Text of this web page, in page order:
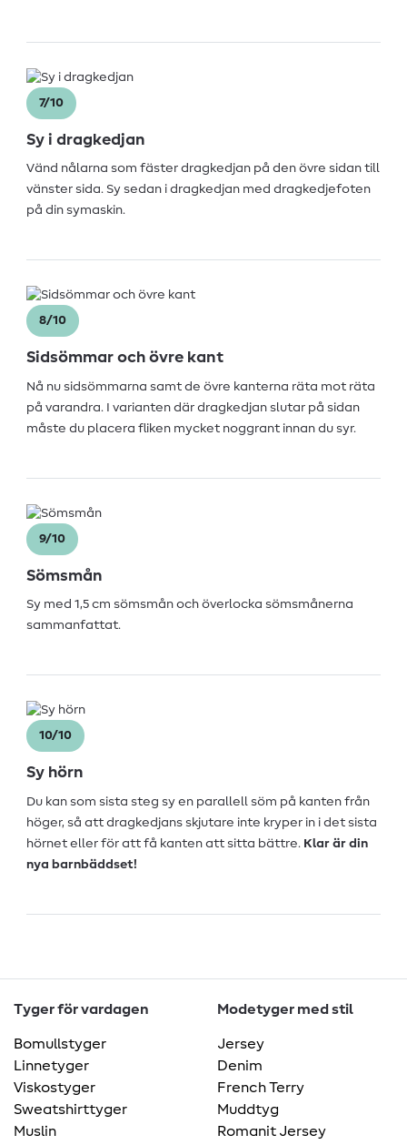
7/10
Sy i dragkedjan
Vänd nålarna som fäster dragkedjan på den övre sidan till
vänster sida. Sy sedan i dragkedjan med dragkedjefoten
på din symaskin.
8/10
Sidsömmar och övre kant
Nå nu sidsömmarna samt de övre kanterna räta mot räta
på varandra. I varianten där dragkedjan slutar på sidan
måste du placera fliken mycket noggrant innan du syr.
9/10
Sömsmån
Sy med 1,5 cm sömsmån och överlocka sömsmånerna
sammanfattat.
10/10
Sy hörn
Du kan som sista steg sy en parallell söm på kanten från
höger, så att dragkedjans skjutare inte kryper in i det sista
hörnet eller för att få kanten att sitta bättre. Klar är din
nya barnbäddset!
Tyger för vardagen
Bomullstyger
Linnetyger
Viskostyger
Sweatshirttyger
Muslin
Modetyger med stil
Jersey
Denim
French Terry
Muddtyg
Romanit Jersey